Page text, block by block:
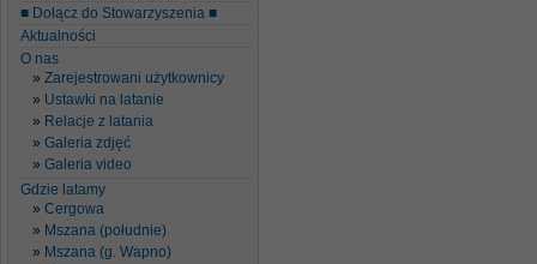
■ Dołącz do Stowarzyszenia ■
Aktualności
O nas
Zarejestrowani użytkownicy
Ustawki na latanie
Relacje z latania
Galeria zdjęć
Galeria video
Gdzie latamy
Cergowa
Mszana (południe)
Mszana (g. Wapno)